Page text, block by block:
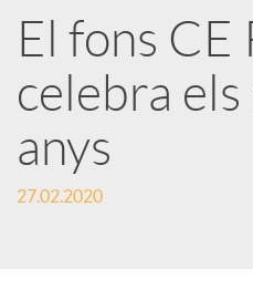
r
x
e
El fons CE
celebra els
anys
27.02.2020